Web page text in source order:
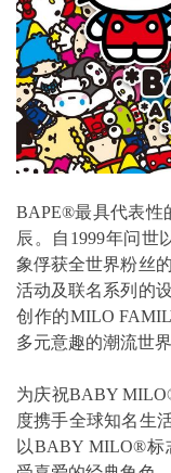
BAPE®最具代表性
辰。自1999年问
象俘获全世界粉丝
活动及联名系列的
创作的MILO
多元意趣的潮流世界
为庆祝BABY
度携手全球知名生
以BABY MILO®标